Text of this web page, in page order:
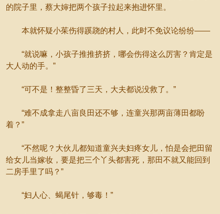
的院子里，蔡大婶把两个孩子拉起来抱进怀里。
本就怀疑小茱伤得蹊跷的村人，此时不免议论纷纷——
“就说嘛，小孩子推推挤挤，哪会伤得这么厉害？肯定是
大人动的手。”
“可不是！整整昏了三天，大夫都说没救了。”
“难不成拿走八亩良田还不够，连童兴那两亩薄田都盼
着？”
“不然呢？大伙儿都知道童兴夫妇疼女儿，怕是会把田留
给女儿当嫁妆，要是把三个丫头都害死，那田不就又能回到
二房手里了吗？”
“妇人心、蝎尾针，够毒！”